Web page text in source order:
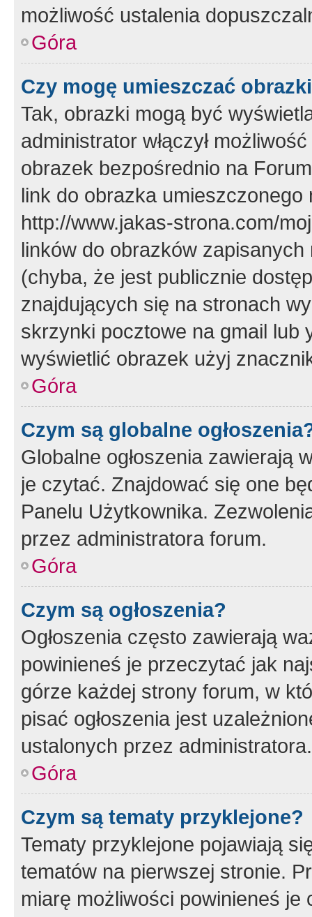
możliwość ustalenia
Góra
Czy mogę umieszczać
Tak, obrazki mogą być
administrator włączył
obrazek bezpośrednio na
link do obrazka
http://www.jakas-strona.com/
linków do obrazków
(chyba, że jest publicznie
znajdujących się na stronach
skrzynki pocztowe na gmail lub
wyświetlić obrazek użyj
Góra
Czym są globalne
Globalne ogłoszenia zawierają
je czytać. Znajdować się one
Panelu Użytkownika.
przez administratora forum.
Góra
Czym są ogłoszenia?
Ogłoszenia często zawierają
powinieneś je przeczytać jak
górze każdej strony forum, w
pisać ogłoszenia jest
ustalonych przez administratora.
Góra
Czym są tematy przyklejone?
Tematy przyklejone pojawiają
tematów na pierwszej stronie.
miarę możliwości powinieneś je